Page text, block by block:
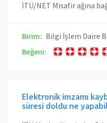
Birim: Bilgi İşlem Daire
Beğeni:
Elektronik imzamı
süresi doldu ne